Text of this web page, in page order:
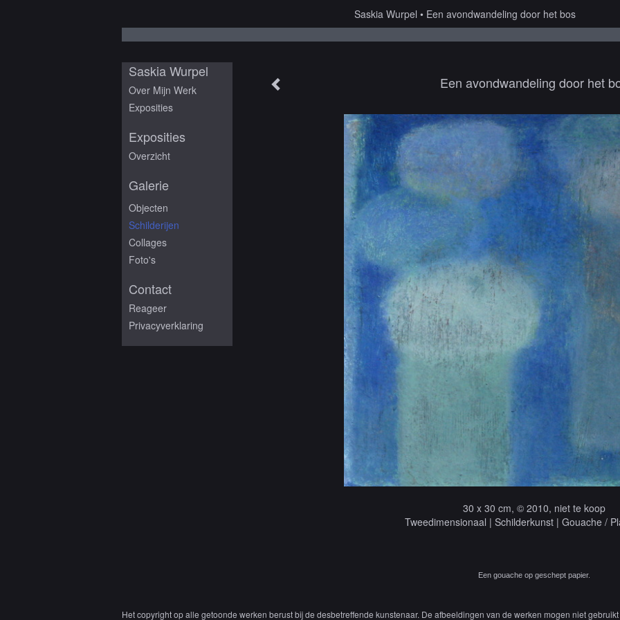
Saskia Wurpel Een avondwandeling door het bos
Een avondwandeling door het
30 x 30 cm, © 2010, niet te koop
Tweedimensionaal | Schilderkunst | Gouache /
Een gouache op geschept papier.
Saskia Wurpel
Over Mijn Werk
Exposities
Exposities
Overzicht
Galerie
Objecten
Schilderijen
Collages
Foto's
Contact
Reageer
Privacyverklaring
Het copyright op alle getoonde werken berust bij de desbetreffende kunstenaar. De afbeeldingen van de werken mogen niet